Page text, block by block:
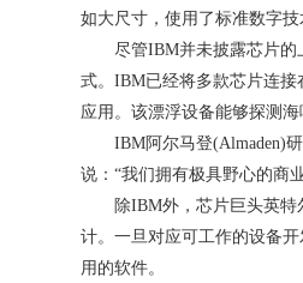
如大尺寸，使用了标准数字
尽管IBM并未披露芯片
式。IBM已经将多款芯片连
应用。该漂浮设备能够探测
IBM阿尔马登(Almaden)
说：“我们拥有极具野心的商
除IBM外，芯片巨头英特
计。一旦对应可工作的设备
用的软件。